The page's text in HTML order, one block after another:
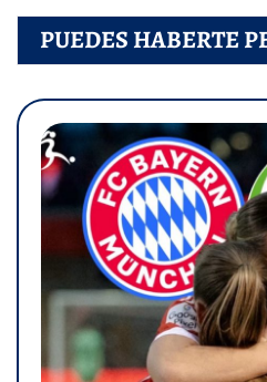
PUEDES HABERTE